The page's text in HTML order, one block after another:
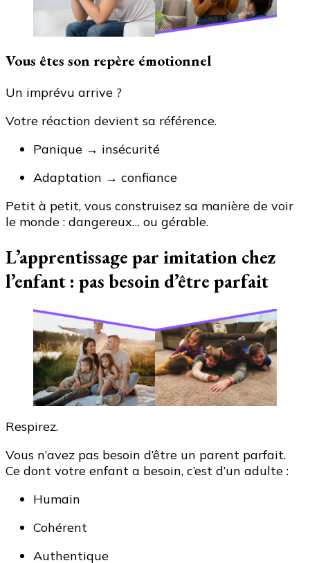
Vous êtes son repère émotionnel
Un imprévu arrive ?
Votre réaction devient sa référence.
Panique → insécurité
Adaptation → confiance
Petit à petit, vous construisez sa manière de voir
le monde : dangereux… ou gérable.
L’apprentissage par imitation chez
l’enfant : pas besoin d’être parfait
Respirez.
Vous n’avez pas besoin d’être un parent parfait.
Ce dont votre enfant a besoin, c’est d’un adulte :
Humain
Cohérent
Authentique